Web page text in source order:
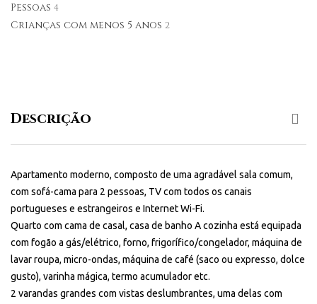
Pessoas 4
Crianças com menos 5 anos 2
Descrição
Apartamento moderno, composto de uma agradável sala comum,
com sofá-cama para 2 pessoas, TV com todos os canais
portugueses e estrangeiros e Internet Wi-Fi.
Quarto com cama de casal, casa de banho A cozinha está equipada
com fogão a gás/elétrico, forno, frigorífico/congelador, máquina de
lavar roupa, micro-ondas, máquina de café (saco ou expresso, dolce
gusto), varinha mágica, termo acumulador etc.
2 varandas grandes com vistas deslumbrantes, uma delas com